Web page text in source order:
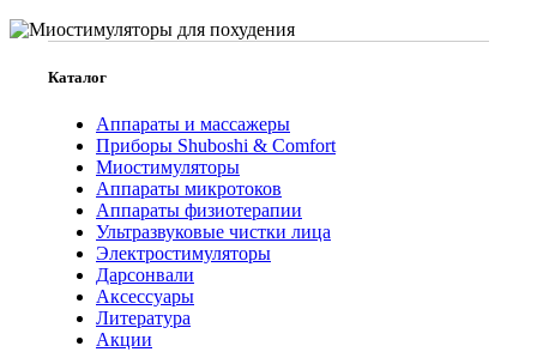
Каталог
Аппараты и массажеры
Приборы Shuboshi & Comfort
Миостимуляторы
Аппараты микротоков
Аппараты физиотерапии
Ультразвуковые чистки лица
Электростимуляторы
Дарсонвали
Аксессуары
Литература
Акции